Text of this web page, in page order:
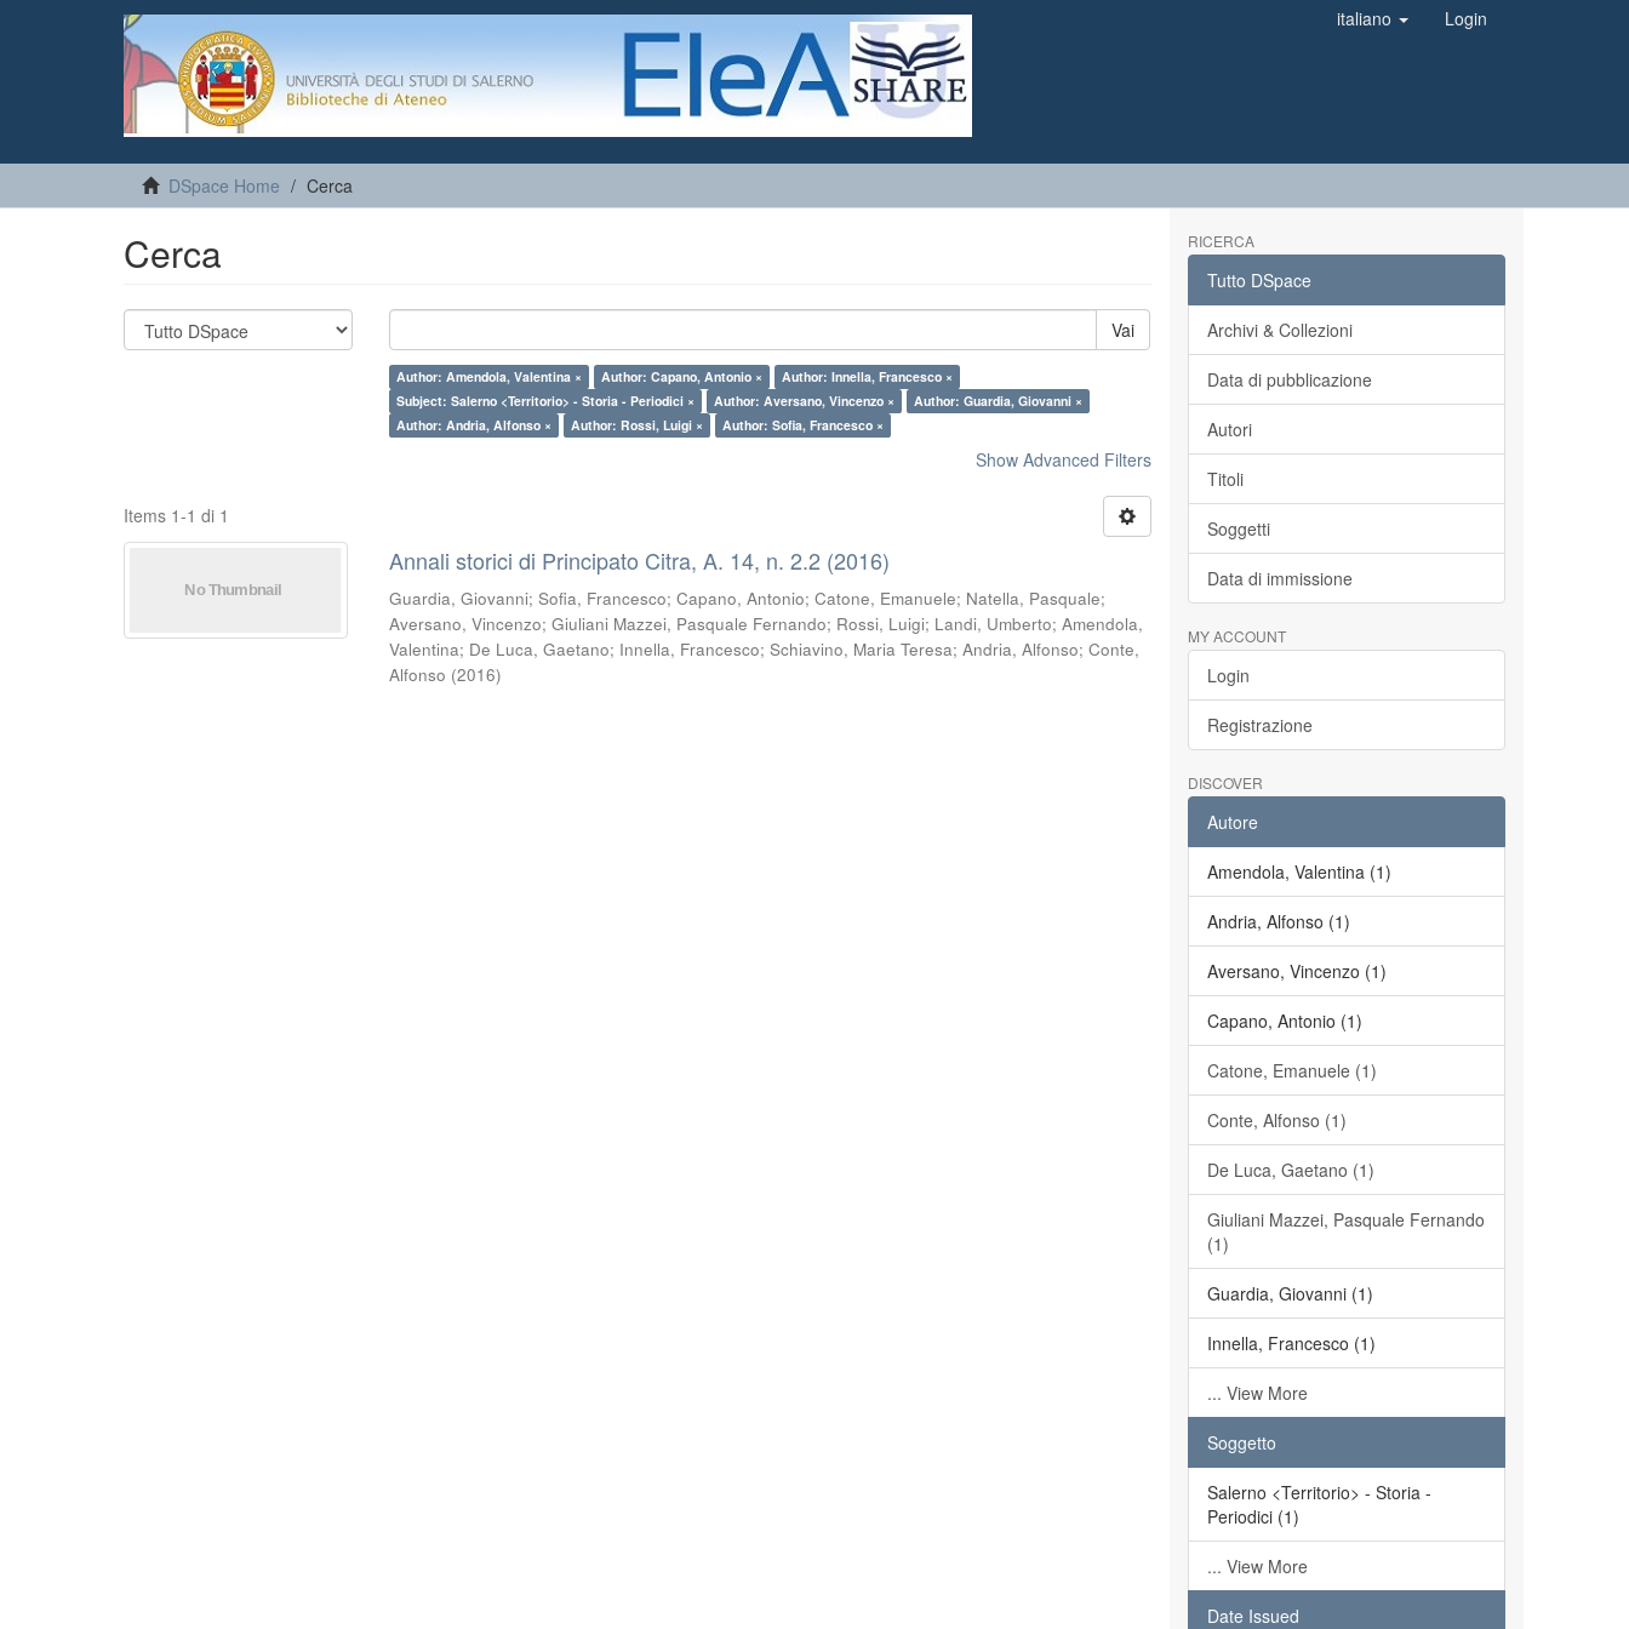
italiano Login
DSpace Home Cerca
Cerca
Vai
Author: Amendola, Valentina × Author: Capano, Antonio ×
Author: Innella, Francesco ×
Subject: Salerno <Territorio> - Storia - Periodici ×
Author: Aversano, Vincenzo ×
Author: Guardia, Giovanni ×
Author: Andria, Alfonso ×
Author: Rossi, Luigi × Author: Sofia, Francesco ×
Show Advanced Filters
Items 1-1 di 1
Annali storici di Principato Citra, A. 14, n. 2.2 (2016)
Guardia, Giovanni;Sofia, Francesco;Capano, Antonio;Catone, Emanuele; Natella, Pasquale;
Aversano, Vincenzo;Giuliani Mazzei, Pasquale Fernando; Rossi, Luigi; Landi, Umberto;Amendola,
Valentina; De Luca, Gaetano; Innella, Francesco;Schiavino, Maria Teresa;Andria, Alfonso;Conte,
Alfonso (2016)
RICERCA
Tutto DSpace
Archivi & Collezioni
Data di pubblicazione
Autori
Titoli
Soggetti
Data di immissione
MY ACCOUNT
Login
Registrazione
DISCOVER
Autore
Amendola, Valentina (1)
Andria, Alfonso (1)
Aversano, Vincenzo (1)
Capano, Antonio (1)
Catone, Emanuele (1)
Conte, Alfonso (1)
De Luca, Gaetano (1)
Giuliani Mazzei, Pasquale Fernando
(1)
Guardia, Giovanni (1)
Innella, Francesco (1)
... View More
Soggetto
Salerno <Territorio> - Storia -
Periodici (1)
... View More
Date Issued